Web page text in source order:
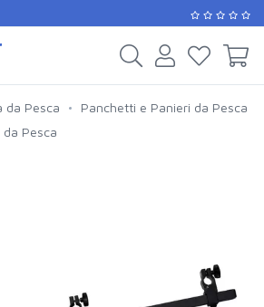
da Pesca
Panchetti e Panieri da Pesca
Pesca